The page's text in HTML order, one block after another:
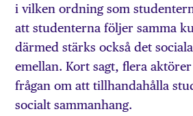
i vilken ordning som
att studenterna följer samma
därmed stärks också det
emellan. Kort sagt, flera
frågan om att tillhandahålla
socialt sammanhang.